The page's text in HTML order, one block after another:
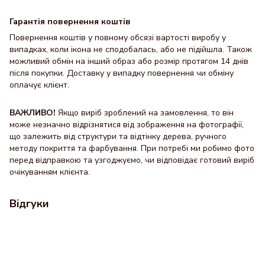
Гарантія повернення коштів
Повернення коштів у повному обсязі вартості виробу у
випадках, коли ікона не сподобалась, або не підійшла. Також
можливий обмін на інший образ або розмір протягом 14 днів
після покупки. Доставку y випадку повернення чи обміну
оплачує клієнт.
ВАЖЛИВО! Якщо виріб зроблений на замовлення, то він
може незначно відрізнятися від зображення на фотографії,
що залежить від структури та відтінку дерева, ручного
методу покриття та фарбування. При потребі ми робимо фото
перед відправкою та узгоджуємо, чи відповідає готовий виріб
очікуванням клієнта.
Відгуки